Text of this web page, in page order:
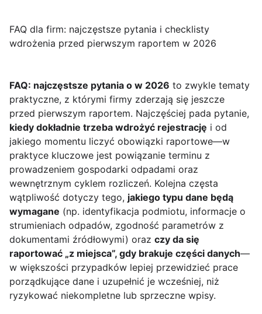
FAQ dla firm: najczęstsze pytania i checklisty
wdrożenia przed pierwszym raportem w 2026
FAQ: najczęstsze pytania o w 2026 to zwykle tematy
praktyczne, z którymi firmy zderzają się jeszcze
przed pierwszym raportem. Najczęściej pada pytanie,
kiedy dokładnie trzeba wdrożyć rejestrację i od
jakiego momentu liczyć obowiązki raportowe—w
praktyce kluczowe jest powiązanie terminu z
prowadzeniem gospodarki odpadami oraz
wewnętrznym cyklem rozliczeń. Kolejna częsta
wątpliwość dotyczy tego, jakiego typu dane będą
wymagane (np. identyfikacja podmiotu, informacje o
strumieniach odpadów, zgodność parametrów z
dokumentami źródłowymi) oraz czy da się
raportować „z miejsca”, gdy brakuje części danych—
w większości przypadków lepiej przewidzieć prace
porządkujące dane i uzupełnić je wcześniej, niż
ryzykować niekompletne lub sprzeczne wpisy.